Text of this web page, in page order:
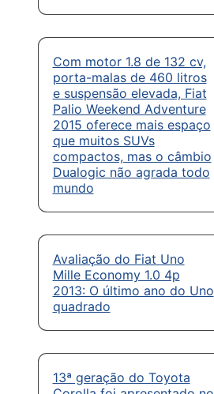
Com motor 1.8 de 132 cv,
porta-malas de 460 litros
e suspensão elevada, Fiat
Palio Weekend Adventure
2015 oferece mais espaço
que muitos SUVs
compactos, mas o câmbio
Dualogic não agrada todo
mundo
Avaliação do Fiat Uno
Mille Economy 1.0 4p
2013: O último ano do Uno
quadrado
13ª geração do Toyota